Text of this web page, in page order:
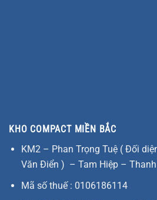
KHO COMPACT MIỀN BẮC
KM2 – Phan Trọng Tuệ ( Đối
Văn Điển ) – Tam Hiệp – Thanh
Mã số thuế : 0106186114